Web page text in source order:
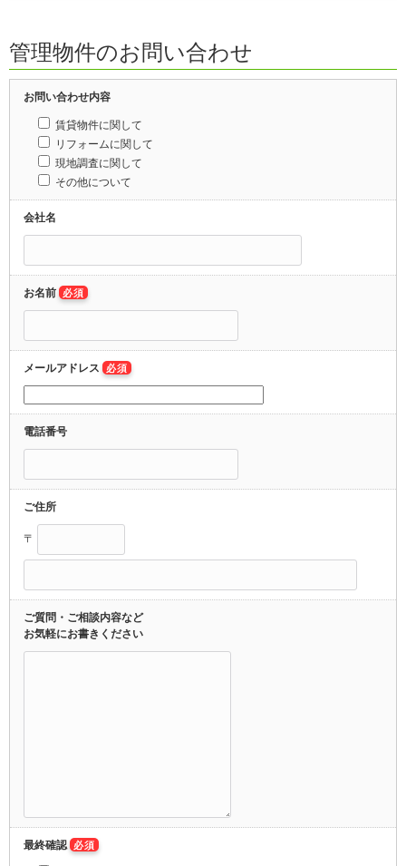
管理物件のお問い合わせ
お問い合わせ内容
賃貸物件に関して
リフォームに関して
現地調査に関して
その他について
会社名
お名前 必須
メールアドレス 必須
電話番号
ご住所
〒
ご質問・ご相談内容など
お気軽にお書きください
最終確認 必須